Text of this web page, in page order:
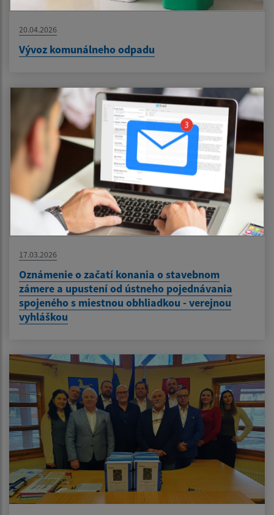
20.04.2026
Vývoz komunálneho odpadu
17.03.2026
Oznámenie o začatí konania o stavebnom
zámere a upustení od ústneho pojednávania
spojeného s miestnou obhliadkou - verejnou
vyhláškou